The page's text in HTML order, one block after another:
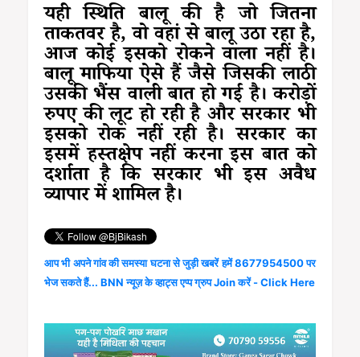
यही स्थिति बालू की है जो जितना
ताकतवर है, वो वहां से बालू उठा रहा है,
आज कोई इसको रोकने वाला नहीं है।
बालू माफिया ऐसे हैं जैसे जिसकी लाठी
उसकी भैंस वाली बात हो गई है। करोड़ों
रुपए की लूट हो रही है और सरकार भी
इसको रोक नहीं रही है। सरकार का
इसमें हस्तक्षेप नहीं करना इस बात को
दर्शाता है कि सरकार भी इस अवैध
व्यापार में शामिल है।
आप भी अपने गांव की समस्या घटना से जुड़ी खबरें हमें 8677954500 पर
भेज सकते हैं... BNN न्यूज़ के व्हाट्स एप्प ग्रुप Join करें - Click Here